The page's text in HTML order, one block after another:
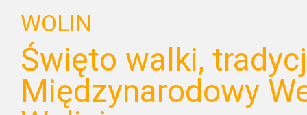
WOLIN
Święto walki,
Międzynarodowy